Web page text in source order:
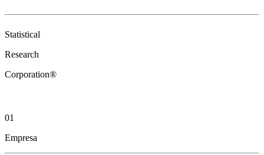
Statistical
Research
Corporation®
01
Empresa